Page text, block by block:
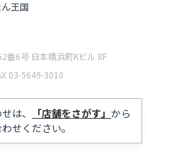
王国
番6号 日本橋浜町Kビル 8F
03-5649-3010
は、 「店舗をさがす」 から
せください。